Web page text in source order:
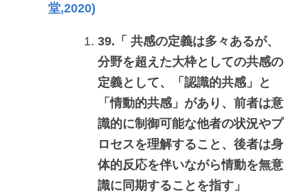
堂,2020)
39.「 共感の定義は多々あるが、
分野を超えた大枠としての共感の
定義として、「認識的共感」と
「情動的共感」があり、前者は意
識的に制御可能な他者の状況やプ
ロセスを理解すること、後者は身
体的反応を伴いながら情動を無意
識に同期することを指す」